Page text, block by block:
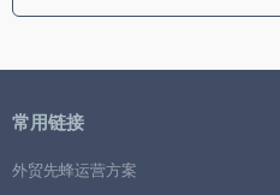
常用链接
外贸先蜂运营方案